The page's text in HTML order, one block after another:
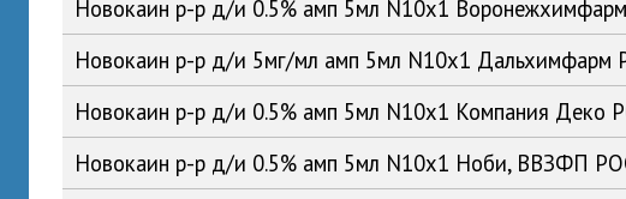
Новокаин р-р д/и 0.5% амп 5мл N10x1
Новокаин р-р д/и 5мг/мл амп 5мл N10x1 Дальхимфарм
Новокаин р-р д/и 0.5% амп 5мл N10x1 Компания Деко
Новокаин р-р д/и 0.5% амп 5мл N10x1 Ноби, ВВЗФП